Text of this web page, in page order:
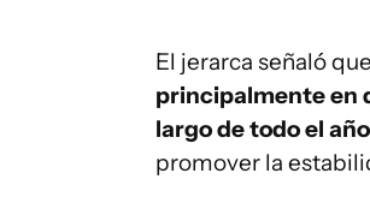
El jerarca señaló
principalmente en
largo de todo el año
promover la